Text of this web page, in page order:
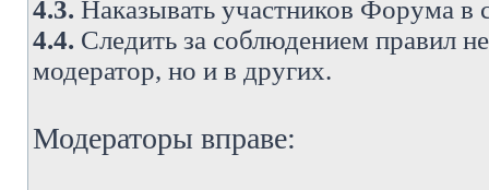
4.3. Наказывать участников Форума
4.4. Следить за соблюдением правил
модератор, но и в других.
Модераторы вправе: